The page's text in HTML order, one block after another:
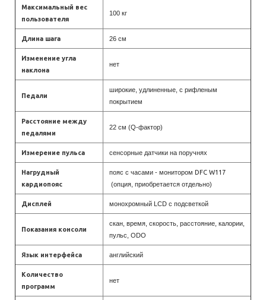
Максимальный вес
пользователя
100 кг
Длина шага 26 см
Изменение угла
наклона
нет
Педали
широкие, удлиненные, с рифленым
покрытием
Расстояние между
педалями
22 см (Q-фактор)
Измерение пульса сенсорные датчики на поручнях
Нагрудный
кардиопояс
пояс с часами - монитором DFC W117
(опция, приобретается отдельно)
Дисплей монохромный LCD с подсветкой
Показания консоли
скан, время, скорость, расстояние, калории,
пульс, ODO
Язык интерфейса английский
Количество
программ
нет